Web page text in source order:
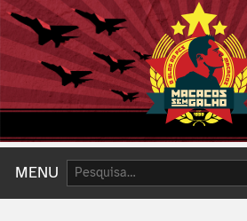
MENU Pesquisar: